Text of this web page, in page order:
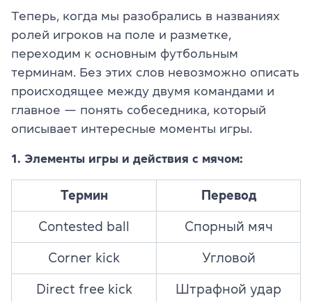
Теперь, когда мы разобрались в названиях
ролей игроков на поле и разметке,
переходим к основным футбольным
терминам. Без этих слов невозможно описать
происходящее между двумя командами и
главное — понять собеседника, который
описывает интересные моменты игры.
1. Элементы игры и действия с мячом:
Термин Перевод
Contested ball Спорный мяч
Corner kick Угловой
Direct free kick Штрафной удар